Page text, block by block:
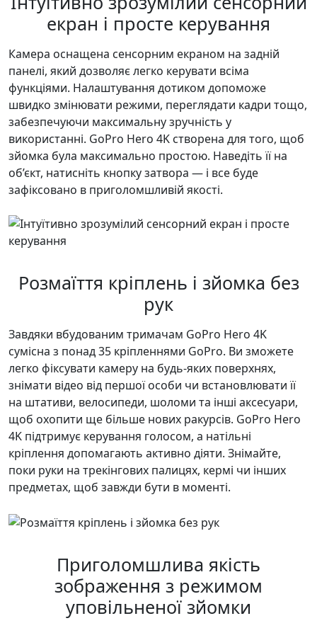
екран і просте керування
Камера оснащена сенсорним екраном на задній
панелі, який дозволяє легко керувати всіма
функціями. Налаштування дотиком допоможе
швидко змінювати режими, переглядати кадри тощо,
забезпечуючи максимальну зручність у
використанні. GoPro Hero 4K створена для того, щоб
зйомка була максимально простою. Наведіть її на
об’єкт, натисніть кнопку затвора — і все буде
зафіксовано в приголомшливій якості.
Розмаїття кріплень і зйомка без
рук
Завдяки вбудованим тримачам GoPro Hero 4K
сумісна з понад 35 кріпленнями GoPro. Ви зможете
легко фіксувати камеру на будь-яких поверхнях,
знімати відео від першої особи чи встановлювати її
на штативи, велосипеди, шоломи та інші аксесуари,
щоб охопити ще більше нових ракурсів. GoPro Hero
4K підтримує керування голосом, а натільні
кріплення допомагають активно діяти. Знімайте,
поки руки на трекінгових палицях, кермі чи інших
предметах, щоб завжди бути в моменті.
Приголомшлива якість
зображення з режимом
уповільненої зйомки